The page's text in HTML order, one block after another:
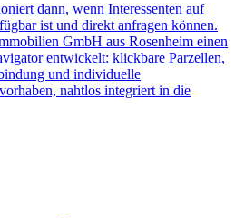
dann, wenn Interessenten auf
ist und direkt anfragen können.
GmbH aus Rosenheim einen
entwickelt: klickbare Parzellen,
und individuelle
nahtlos integriert in die